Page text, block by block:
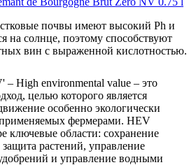
почвы имеют высокий Ph и
на солнце, поэтому способствуют
вин с выраженной кислотностью.
– High environmental value – это
целью которого является
особенно экологически
фермерами. HEV
ключевые области: сохранение
защита растений, управление
и управление водными